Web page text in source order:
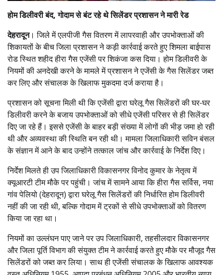
होम डिलीवरी बंद, गोदाम से बंट रहे थे सिलेंडर प्रशासन ने मारी रेड
देहरादून। जिले में एलपीजी गैस वितरण में लापरवाही और उपभोक्ताओं की
शिकायतों के बीच जिला प्रशासन ने कड़ी कार्रवाई करते हुए शिमला बाईपास
रोड स्थित शहीद हीरा गैस एजेंसी पर शिकंजा कस दिया। होम डिलीवरी के
नियमों की अनदेखी करने के मामले में प्रशासन ने एजेंसी के गैस सिलेंडर जब्त
कर लिए और संचालक के खिलाफ मुकदमा दर्ज कराया है।
प्रशासन को सूचना मिली थी कि एजेंसी द्वारा घरेलू गैस सिलेंडरों की घर-घर
डिलीवरी करने के बजाय उपभोक्ताओं को सीधे एजेंसी परिसर से ही सिलेंडर
दिए जा रहे हैं। इससे एजेंसी के बाहर बड़ी संख्या में लोगों की भीड़ जमा हो रही
थी और अव्यवस्था की स्थिति बन रही थी। मामला जिलाधिकारी सविन बंसल
के संज्ञान में आने के बाद उन्होंने तत्काल जांच और कार्रवाई के निर्देश दिए।
निर्देश मिलते ही उप जिलाधिकारी विकासनगर विनोद कुमार के नेतृत्व में
क्यूआरटी टीम मौके पर पहुंची। जांच में सामने आया कि हीरा गैस सर्विस, नया
गांव पेलियो (देहरादून) द्वारा घरेलू गैस सिलेंडरों की निर्धारित होम डिलीवरी
नहीं की जा रही थी, बल्कि गोदाम में ट्रकों से सीधे उपभोक्ताओं को वितरण
किया जा रहा था।
नियमों का उल्लंघन पाए जाने पर उप जिलाधिकारी, तहसीलदार विकासनगर
और जिला पूर्ति विभाग की संयुक्त टीम ने कार्रवाई करते हुए मौके पर मौजूद गैस
सिलेंडरों को जब्त कर लिया। साथ ही एजेंसी संचालक के खिलाफ आवश्यक